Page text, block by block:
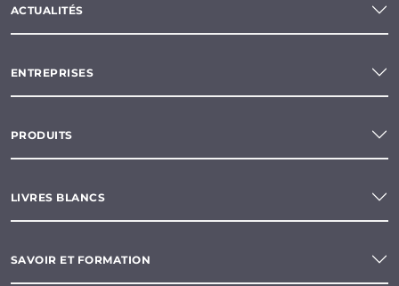
ACTUALITÉS
ENTREPRISES
PRODUITS
LIVRES BLANCS
SAVOIR ET FORMATION